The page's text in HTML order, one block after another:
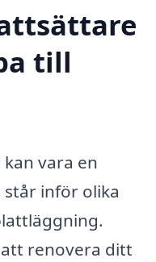
till
vara en
inför olika
renovera ditt